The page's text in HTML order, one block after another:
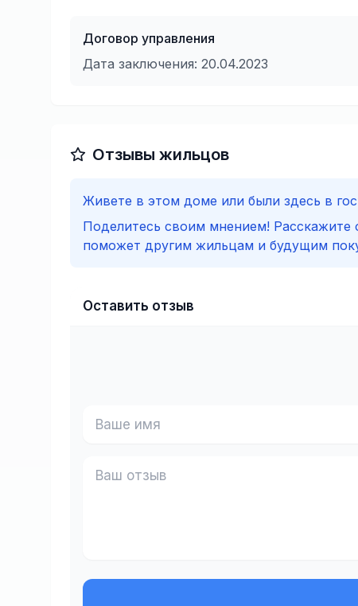
Договор управления
Дата заключения: 20.04.2023
Отзывы жильцов
Живете в этом доме или были здесь в
Поделитесь своим мнением! Расскажите
поможет другим жильцам и будущим
Оставить отзыв